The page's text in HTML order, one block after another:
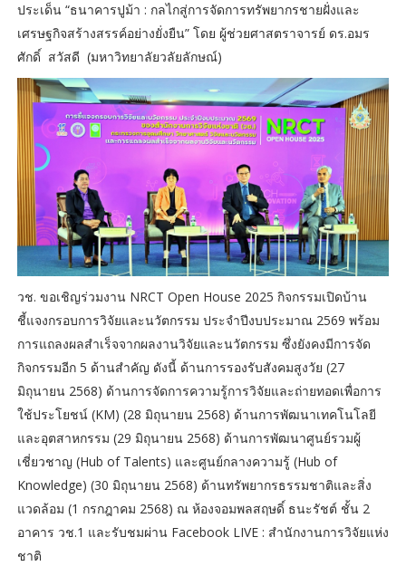
ประเด็น “ธนาคารปูม้า : กลไกสู่การจัดการทรัพยากรชายฝั่งและ
เศรษฐกิจสร้างสรรค์อย่างยั่งยืน” โดย ผู้ช่วยศาสตราจารย์ ดร.อมร
ศักดิ์ สวัสดี (มหาวิทยาลัยวลัยลักษณ์)
วช. ขอเชิญร่วมงาน NRCT Open House 2025 กิจกรรมเปิดบ้าน
ชี้แจงกรอบการวิจัยและนวัตกรรม ประจำปีงบประมาณ 2569 พร้อม
การแถลงผลสำเร็จจากผลงานวิจัยและนวัตกรรม ซึ่งยังคงมีการจัด
กิจกรรมอีก 5 ด้านสำคัญ ดังนี้ ด้านการรองรับสังคมสูงวัย (27
มิถุนายน 2568) ด้านการจัดการความรู้การวิจัยและถ่ายทอดเพื่อการ
ใช้ประโยชน์ (KM) (28 มิถุนายน 2568) ด้านการพัฒนาเทคโนโลยี
และอุตสาหกรรม (29 มิถุนายน 2568) ด้านการพัฒนาศูนย์รวมผู้
เชี่ยวชาญ (Hub of Talents) และศูนย์กลางความรู้ (Hub of
Knowledge) (30 มิถุนายน 2568) ด้านทรัพยากรธรรมชาติและสิ่ง
แวดล้อม (1 กรกฎาคม 2568) ณ ห้องจอมพลสฤษดิ์ ธนะรัชต์ ชั้น 2
อาคาร วช.1 และรับชมผ่าน Facebook LIVE : สำนักงานการวิจัยแห่ง
ชาติ